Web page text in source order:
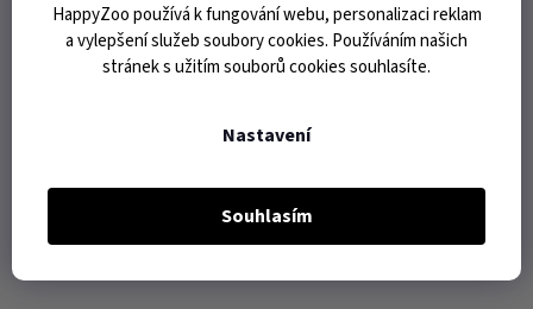
HappyZoo používá k fungování webu, personalizaci reklam
a vylepšení služeb soubory cookies. Používáním našich
stránek s užitím souborů cookies souhlasíte.
Nastavení
Souhlasím